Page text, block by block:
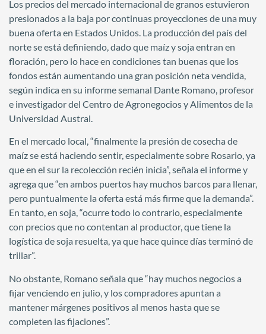
Los precios del mercado internacional de granos estuvieron
presionados a la baja por continuas proyecciones de una muy
buena oferta en Estados Unidos. La producción del país del
norte se está definiendo, dado que maíz y soja entran en
floración, pero lo hace en condiciones tan buenas que los
fondos están aumentando una gran posición neta vendida,
según indica en su informe semanal Dante Romano, profesor
e investigador del Centro de Agronegocios y Alimentos de la
Universidad Austral.
En el mercado local, “finalmente la presión de cosecha de
maíz se está haciendo sentir, especialmente sobre Rosario, ya
que en el sur la recolección recién inicia”, señala el informe y
agrega que “en ambos puertos hay muchos barcos para llenar,
pero puntualmente la oferta está más firme que la demanda”.
En tanto, en soja, “ocurre todo lo contrario, especialmente
con precios que no contentan al productor, que tiene la
logística de soja resuelta, ya que hace quince días terminó de
trillar”.
No obstante, Romano señala que “hay muchos negocios a
fijar venciendo en julio, y los compradores apuntan a
mantener márgenes positivos al menos hasta que se
completen las fijaciones”.